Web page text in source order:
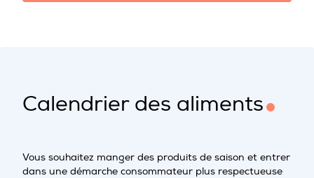
Calendrier des aliments
Vous souhaitez manger des produits de saison et entrer
dans une démarche consommateur plus respectueuse